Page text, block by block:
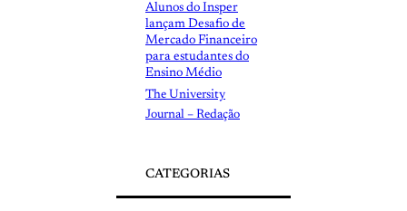
Alunos do Insper
lançam Desafio de
Mercado Financeiro
para estudantes do
Ensino Médio
The University
Journal – Redação
CATEGORIAS